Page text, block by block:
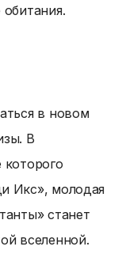
в новом
В
Икс», молодая
станет
вселенной.